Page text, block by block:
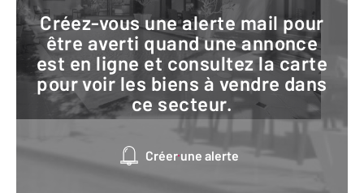
Créez-vous une alerte mail pour
être averti quand une annonce
est en ligne et consultez la carte
pour voir les biens à vendre dans
ce secteur.
Créer une alerte